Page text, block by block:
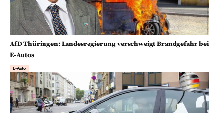
AfD Thüringen: Landesregierung verschweigt Brandgefahr bei
E-Autos
E-Auto